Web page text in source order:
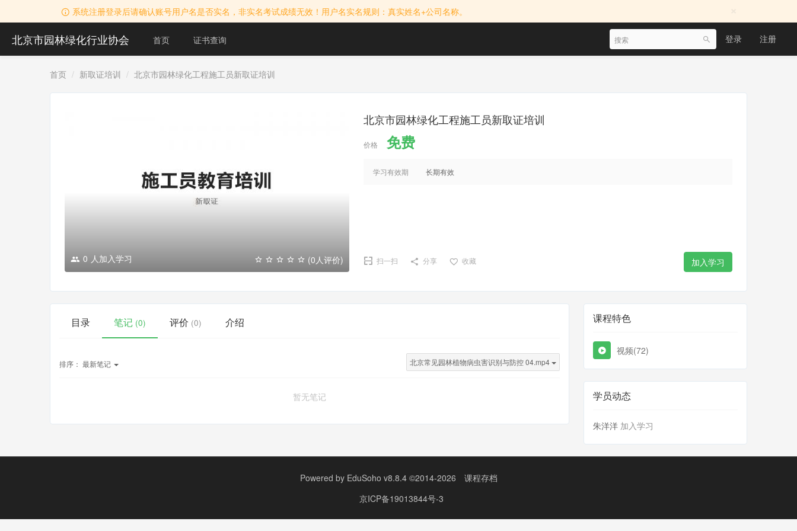
系统注册登录后请确认账号用户名是否实名，非实名考试成绩无效！用户名实名规则：真实姓名+公司名称。
北京市园林绿化行业协会 首页 证书查询 登录 注册
首页 新取证培训 北京市园林绿化工程施工员新取证培训
0 人加入学习 (0人评价)
北京市园林绿化工程施工员新取证培训
价格 免费
学习有效期 长期有效
扫一扫 分享 收藏 加入学习
目录 笔记 (0) 评价 (0) 介绍
北京常见园林植物病虫害识别与防控 04.mp4
排序： 最新笔记
暂无笔记
课程特色
视频(72)
学员动态
朱洋洋 加入学习
Powered by EduSoho v8.8.4©2014-2026
课程存档
京ICP备19013844号-3